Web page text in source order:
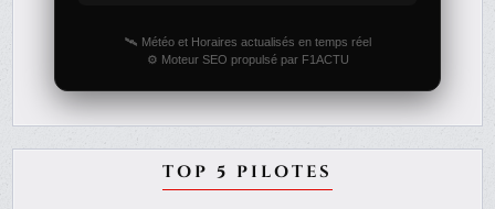
🛰️ Météo et Horaires actualisés en temps réel
⚙️ Moteur SEO propulsé par F1ACTU
TOP 5 PILOTES